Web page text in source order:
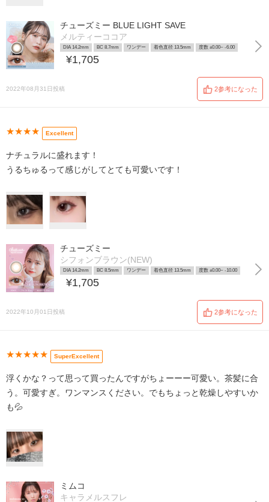
チューズミー BLUE LIGHT SAVE
メルティーココア
DIA 14.2mm BC 8.7mm ワンデー 着色直径 13.5mm 度数 ±0.00~ -6.00
¥1,705
2022年08月31日投稿 2参考になった
★★★★ Excellent
ナチュラルに盛れます！
うるちゅるって感じがしてとても可愛いです！
チューズミー
シフォンブラウン(NEW)
DIA 14.2mm BC 8.5mm ワンデー 着色直径 13.5mm 度数 ±0.00~ -10.00
¥1,705
2022年10月01日投稿 2参考になった
★★★★★ SuperExcellent
浮くかな？って思って買ったんですがちょーーー可愛い。茶髪に合
う。可愛すぎ。ワンマンスください。でもちょっと乾燥しやすいか
も💦
ミムコ
キャラメルスフレ